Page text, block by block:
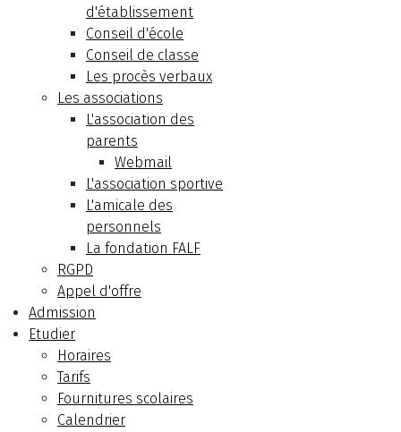
d'établissement
Conseil d'école
Conseil de classe
Les procès verbaux
Les associations
L'association des
parents
Webmail
L'association sportive
L'amicale des
personnels
La fondation FALF
RGPD
Appel d'offre
Admission
Etudier
Horaires
Tarifs
Fournitures scolaires
Calendrier